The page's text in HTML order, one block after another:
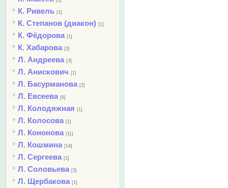
К. Ривель [1]
К. Степанов (диакон) [1]
К. Фёдорова [1]
К. Хабарова [2]
Л. Андреева [3]
Л. Анискович [1]
Л. Басурманова [2]
Л. Евсеева [6]
Л. Колодяжная [1]
Л. Колосова [1]
Л. Кононова [11]
Л. Кошмина [14]
Л. Сергеева [1]
Л. Соловьева [3]
Л. Щербакова [1]